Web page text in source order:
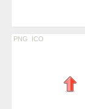
PNG ICO